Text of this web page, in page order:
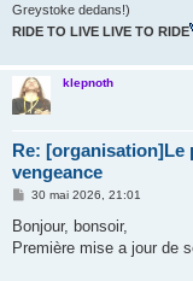
Greystoke dedans!)
RIDE TO LIVE LIVE TO RIDE
klepnoth
Re: [organisation]Le
vengeance
M
s
a
30 mai 2026, 21:01
Bonjour, bonsoir,
Première mise a jour de